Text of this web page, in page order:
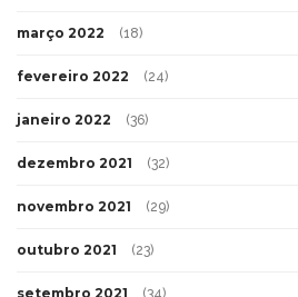
março 2022 (18)
fevereiro 2022 (24)
janeiro 2022 (36)
dezembro 2021 (32)
novembro 2021 (29)
outubro 2021 (23)
setembro 2021